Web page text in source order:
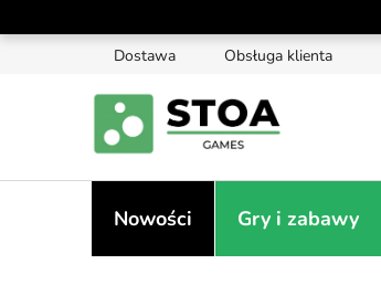
do
Dostawa
Obsługa klienta
Nowości Gry i zabawy